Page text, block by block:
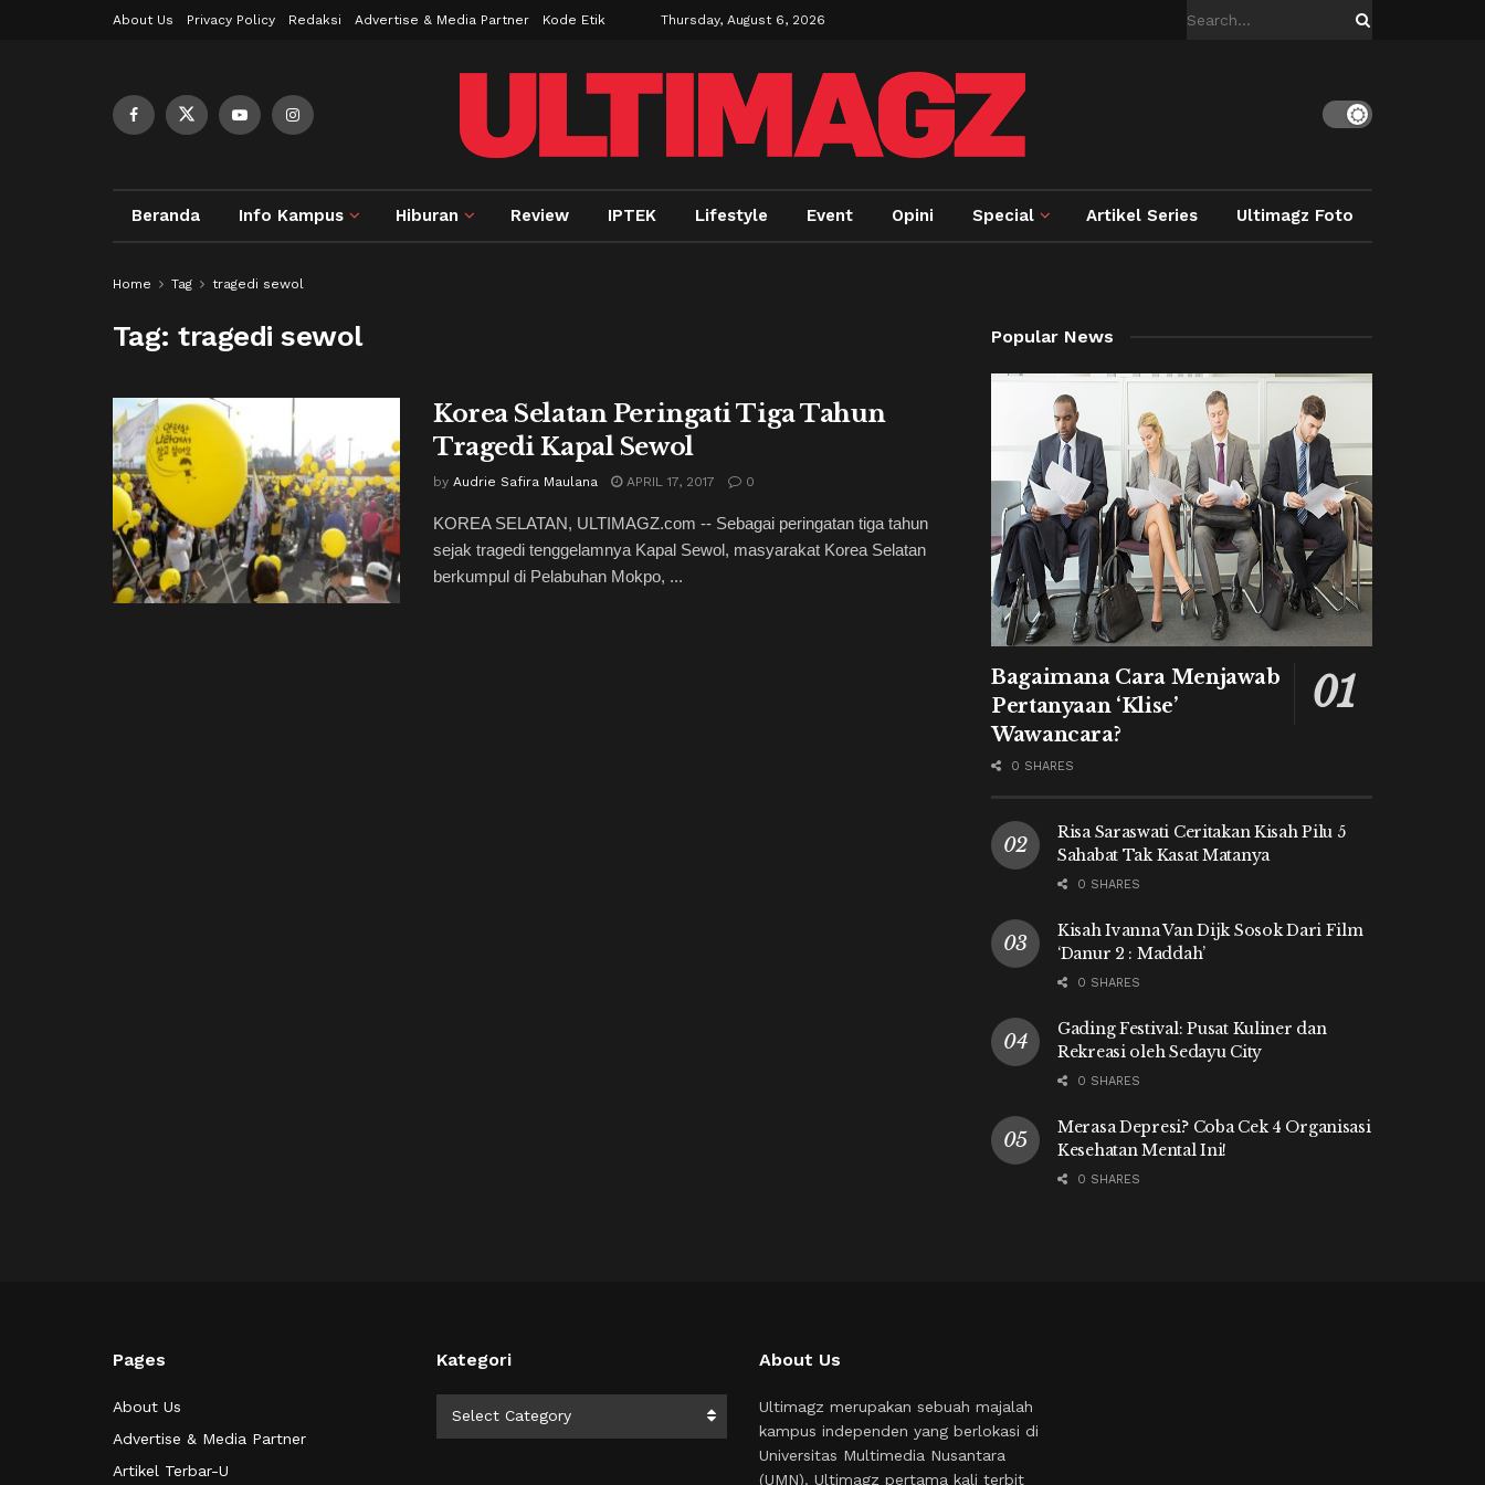
About Us Privacy Policy Redaksi Advertise & Media Partner Kode Etik Thursday, August 6, 2026
Beranda Info Kampus Hiburan Review IPTEK Lifestyle Event Opini Special Artikel Series Ultimagz Foto
Home Tag tragedi sewol
Tag:tragedi sewol
Korea Selatan Peringati Tiga Tahun
Tragedi Kapal Sewol
by Audrie Safira Maulana APRIL 17, 2017 0
KOREA SELATAN, ULTIMAGZ.com -- Sebagai peringatan tiga tahun
sejak tragedi tenggelamnya Kapal Sewol, masyarakat Korea Selatan
berkumpul di Pelabuhan Mokpo, ...
Popular News
Bagaimana Cara Menjawab
Pertanyaan ‘Klise’
Wawancara?
0 SHARES
Risa Saraswati Ceritakan Kisah Pilu 5
Sahabat Tak Kasat Matanya
0 SHARES
Kisah Ivanna Van Dijk Sosok Dari Film
‘Danur 2 : Maddah’
0 SHARES
Gading Festival: Pusat Kuliner dan
Rekreasi oleh Sedayu City
0 SHARES
Merasa Depresi? Coba Cek 4 Organisasi
Kesehatan Mental Ini!
0 SHARES
Pages
About Us
Advertise & Media Partner
Artikel Terbar-U
Kategori
Select Category
About Us
Ultimagz merupakan sebuah majalah
kampus independen yang berlokasi di
Universitas Multimedia Nusantara
(UMN). Ultimagz pertama kali terbit